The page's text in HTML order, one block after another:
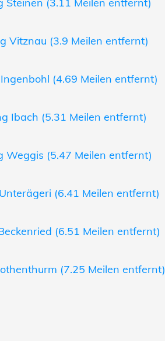
Steinen (3.11 Meilen entfernt)
Vitznau (3.9 Meilen entfernt)
(4.69 Meilen entfernt)
Ibach (5.31 Meilen entfernt)
Weggis (5.47 Meilen entfernt)
(6.41 Meilen entfernt)
(6.51 Meilen entfernt)
(7.25 Meilen entfernt)